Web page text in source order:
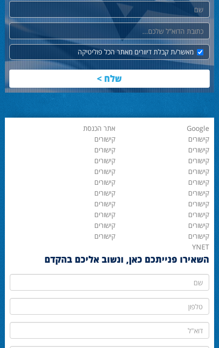
שם
דוא"ל
מאשר/ת קבלת דיוורים מאתר הכל פוליטיקה
Google אתר הכנסת
YNET
קישורים קישורים
קישורים קישורים
קישורים קישורים
קישורים קישורים
קישורים קישורים
קישורים קישורים
קישורים קישורים
קישורים קישורים
קישורים קישורים
קישורים קישורים
השאירו פנייתכם כאן, ונשוב אליכם בהקדם
שם
טלפון
דוא"ל